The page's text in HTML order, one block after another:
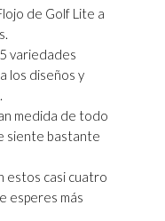
de Golf Lite a
variedades
los diseños y
medida de todo
siente bastante
estos casi cuatro
esperes más